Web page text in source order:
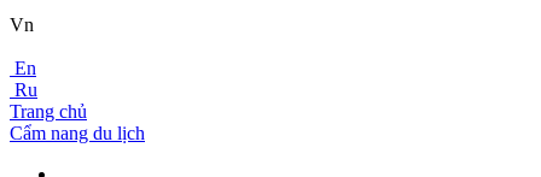
Vn
En
Ru
Trang chủ
Cẩm nang du lịch